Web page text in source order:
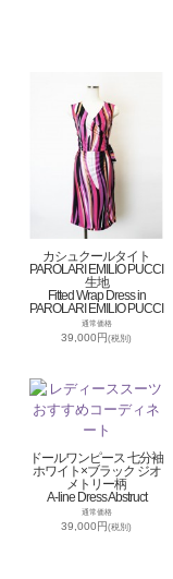
カシュクールタイト
PAROLARI EMILIO PUCCI
生地
Fitted Wrap Dress in
PAROLARI EMILIO PUCCI
通常価格
39,000円(税別)
ドールワンピース 七分袖
ホワイト×ブラック ジオ
メトリー柄
A-line Dress Abstruct
通常価格
39,000円(税別)